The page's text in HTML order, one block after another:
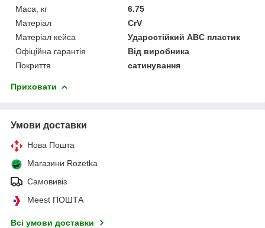
Маса, кг
6.75
Матеріал
CrV
Матеріал кейса
Ударостійкий ABC пластик
Офіційна гарантія
Від виробника
Покриття
сатинування
Приховати
Умови доставки
Нова Пошта
Магазини Rozetka
Самовивіз
Meest ПОШТА
Всі умови доставки